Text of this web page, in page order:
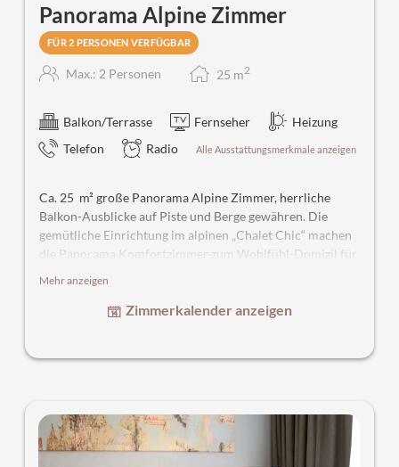
Panorama Alpine Zimmer
FÜR 2 PERSONEN VERFÜGBAR
Max.: 2 Personen 25 m2
Balkon/Terrasse Fernseher
Heizung
Telefon
Radio Alle Ausstattungsmerkmale anzeigen
Ca. 25 m² große Panorama Alpine Zimmer, herrliche
Balkon-Ausblicke auf Piste und Berge gewähren. Die
gemütliche Einrichtung im alpinen „Chalet Chic“ machen
die Panorama Komfortzimmer zum Wohlfühl-Domizil für
bequem mit dem Lift erreichbar.
Mehr anzeigen
Zimmerkalender anzeigen